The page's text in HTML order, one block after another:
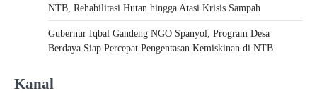
NTB, Rehabilitasi Hutan hingga Atasi Krisis Sampah
Gubernur Iqbal Gandeng NGO Spanyol, Program Desa
Berdaya Siap Percepat Pengentasan Kemiskinan di NTB
Kanal